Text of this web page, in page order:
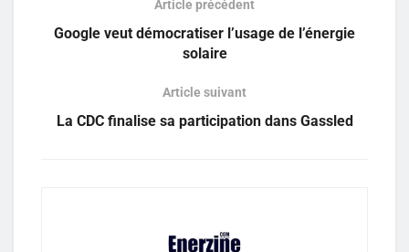
Article précédent
Google veut démocratiser l’usage de l’énergie
solaire
Article suivant
La CDC finalise sa participation dans Gassled